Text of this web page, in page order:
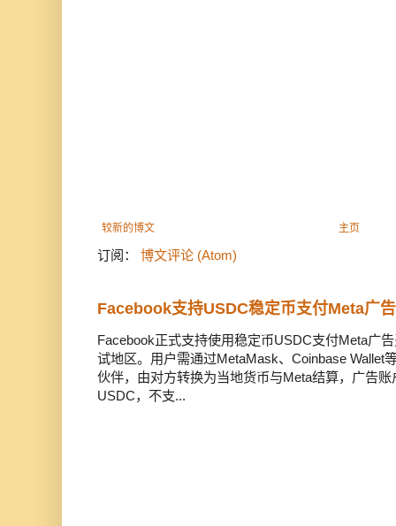
较新的博文 主页
订阅： 博文评论 (Atom)
Facebook支持USDC稳定币支付Meta广
Facebook正式支持使用稳定币USDC支付Meta广
试地区。用户需通过MetaMask、Coinbase Wallet
伙伴，由对方转换为当地货币与Meta结算，广告
USDC，不支...